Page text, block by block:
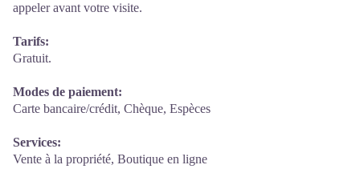
appeler avant votre visite.
Tarifs:
Gratuit.
Modes de paiement:
Carte bancaire/crédit, Chèque, Espèces
Services:
Vente à la propriété, Boutique en ligne